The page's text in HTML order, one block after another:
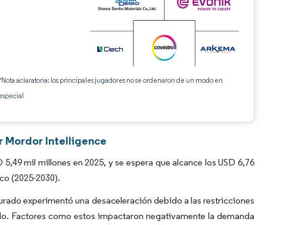
aclaratoria: los principales jugadores no se ordenaron de un modo en
Mordor Intelligence
mil millones en 2025, y se espera que alcance los USD 6,76
(2025-2030).
experimentó una desaceleración debido a las restricciones
Factores como estos impactaron negativamente la demanda